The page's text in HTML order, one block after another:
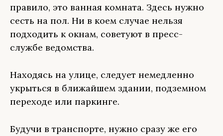
правило, это ванная комната. Здесь нужно
сесть на пол. Ни в коем случае нельзя
подходить к окнам, советуют в пресс-
службе ведомства.
Находясь на улице, следует немедленно
укрыться в ближайшем здании, подземном
переходе или паркинге.
Будучи в транспорте, нужно сразу же его